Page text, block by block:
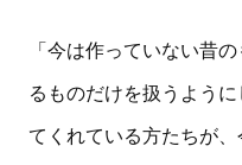
「今は作っていない昔
るものだけを扱うよう
てくれている方たちが